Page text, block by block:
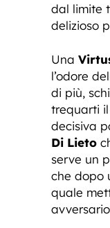
dal limite
delizioso
Una
l’odore
di più,
trequarti il
decisiva
Di Lieto
serve un
che dopo
quale